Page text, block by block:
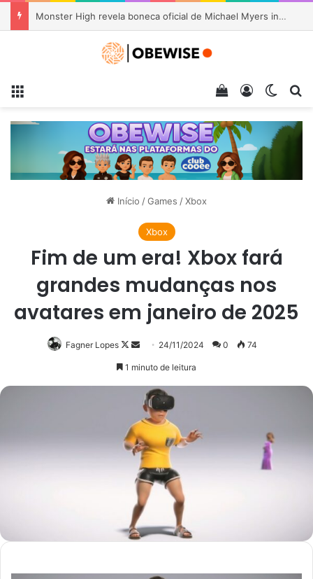
Monster High revela boneca oficial de Michael Myers inspirada em Halloween II
Entrar
Veja seu
Início /Games /Xbox
Xbox
Fim de um era! Xbox fará
grandes mudanças nos
avatares em janeiro de 2025
Fagner Lopes
Follow
Mande
mail
24/11/2024 0 74
1 minuto de leitura